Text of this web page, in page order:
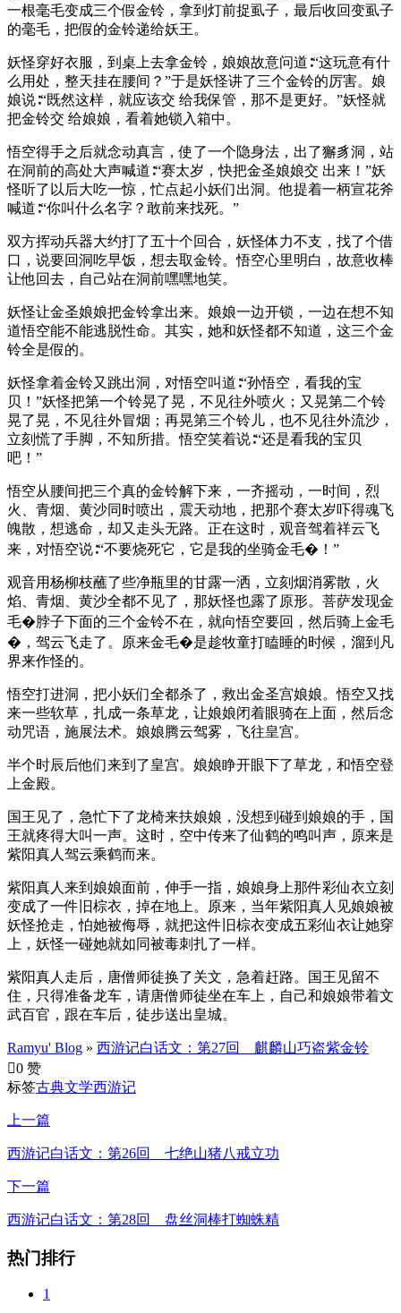
一根毫毛变成三个假金铃，拿到灯前捉虱子，最后收回变虱子
的毫毛，把假的金铃递给妖王。
妖怪穿好衣服，到桌上去拿金铃，娘娘故意问道∶“这玩意有什
么用处，整天挂在腰间？”于是妖怪讲了三个金铃的厉害。娘
娘说∶“既然这样，就应该交 给我保管，那不是更好。”妖怪就
把金铃交 给娘娘，看着她锁入箱中。
悟空得手之后就念动真言，使了一个隐身法，出了獬豸洞，站
在洞前的高处大声喊道∶“赛太岁，快把金圣娘娘交 出来！”妖
怪听了以后大吃一惊，忙点起小妖们出洞。他提着一柄宣花斧
喊道∶“你叫什么名字？敢前来找死。”
双方挥动兵器大约打了五十个回合，妖怪体力不支，找了个借
口，说要回洞吃早饭，想去取金铃。悟空心里明白，故意收棒
让他回去，自己站在洞前嘿嘿地笑。
妖怪让金圣娘娘把金铃拿出来。娘娘一边开锁，一边在想不知
道悟空能不能逃脱性命。其实，她和妖怪都不知道，这三个金
铃全是假的。
妖怪拿着金铃又跳出洞，对悟空叫道∶“孙悟空，看我的宝
贝！”妖怪把第一个铃晃了晃，不见往外喷火；又晃第二个铃
晃了晃，不见往外冒烟；再晃第三个铃儿，也不见往外流沙，
立刻慌了手脚，不知所措。悟空笑着说∶“还是看我的宝贝
吧！”
悟空从腰间把三个真的金铃解下来，一齐摇动，一时间，烈
火、青烟、黄沙同时喷出，震天动地，把那个赛太岁吓得魂飞
魄散，想逃命，却又走头无路。正在这时，观音驾着祥云飞
来，对悟空说∶“不要烧死它，它是我的坐骑金毛�！”
观音用杨柳枝蘸了些净瓶里的甘露一洒，立刻烟消雾散，火
焰、青烟、黄沙全都不见了，那妖怪也露了原形。菩萨发现金
毛�脖子下面的三个金铃不在，就向悟空要回，然后骑上金毛
�，驾云飞走了。原来金毛�是趁牧童打瞌睡的时候，溜到凡
界来作怪的。
悟空打进洞，把小妖们全都杀了，救出金圣宫娘娘。悟空又找
来一些软草，扎成一条草龙，让娘娘闭着眼骑在上面，然后念
动咒语，施展法术。娘娘腾云驾雾，飞往皇宫。
半个时辰后他们来到了皇宫。娘娘睁开眼下了草龙，和悟空登
上金殿。
国王见了，急忙下了龙椅来扶娘娘，没想到碰到娘娘的手，国
王就疼得大叫一声。这时，空中传来了仙鹤的鸣叫声，原来是
紫阳真人驾云乘鹤而来。
紫阳真人来到娘娘面前，伸手一指，娘娘身上那件彩仙衣立刻
变成了一件旧棕衣，掉在地上。原来，当年紫阳真人见娘娘被
妖怪抢走，怕她被侮辱，就把这件旧棕衣变成五彩仙衣让她穿
上，妖怪一碰她就如同被毒刺扎了一样。
紫阳真人走后，唐僧师徒换了关文，急着赶路。国王见留不
住，只得准备龙车，请唐僧师徒坐在车上，自己和娘娘带着文
武百官，跟在车后，徒步送出皇城。
Ramyu' Blog » 西游记白话文：第27回 麒麟山巧盗紫金铃
0 赞
标签古典文学西游记
上一篇
西游记白话文：第26回 七绝山猪八戒立功
下一篇
西游记白话文：第28回 盘丝洞棒打蜘蛛精
热门排行
1